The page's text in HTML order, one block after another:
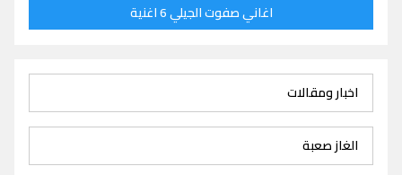
اغاني صفوت الجيلي 6 اغنية
اخبار ومقالات
الغاز صعبة